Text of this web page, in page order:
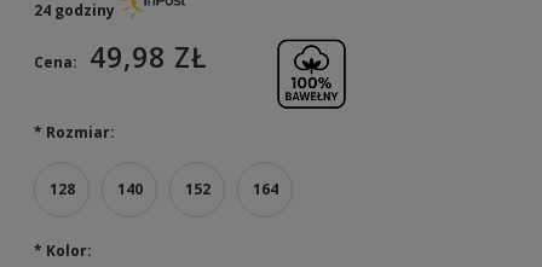
24 godziny
Cena: 49,98 ZŁ
* Rozmiar:
128 140 152 164
* Kolor: